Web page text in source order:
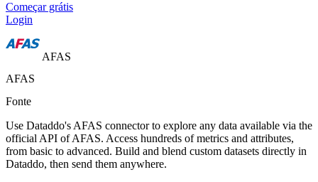
Começar grátis
Login
AFAS
AFAS
Fonte
Use Dataddo's AFAS connector to explore any data available via the
official API of AFAS. Access hundreds of metrics and attributes,
from basic to advanced. Build and blend custom datasets directly in
Dataddo, then send them anywhere.